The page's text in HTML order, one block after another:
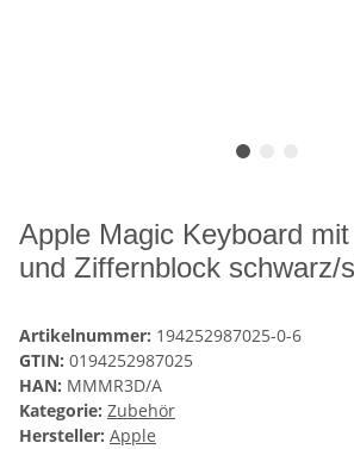
Apple Magic Keyboard
und Ziffernblock schwarz/
Artikelnummer: 194252987025-0-6
GTIN: 0194252987025
HAN: MMMR3D/A
Kategorie: Zubehör
Hersteller: Apple